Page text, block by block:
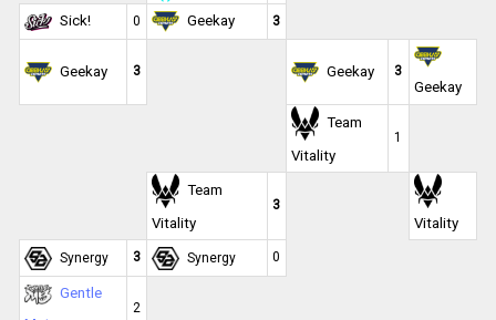
Sick! 0 Geekay 3
Geekay 3 Geekay 3
Geekay
Team
Vitality
1
Team
Vitality
3
Vitality
Synergy 3 Synergy 0
Gentle
2